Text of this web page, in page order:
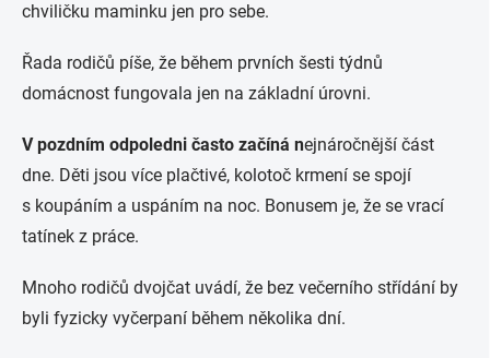
chviličku maminku jen pro sebe.
Řada rodičů píše, že během prvních šesti týdnů
domácnost fungovala jen na základní úrovni.
V pozdním odpoledni často začíná nejnáročnější část
dne. Děti jsou více plačtivé, kolotoč krmení se spojí
s koupáním a uspáním na noc. Bonusem je, že se vrací
tatínek z práce.
Mnoho rodičů dvojčat uvádí, že bez večerního střídání by
byli fyzicky vyčerpaní během několika dní.